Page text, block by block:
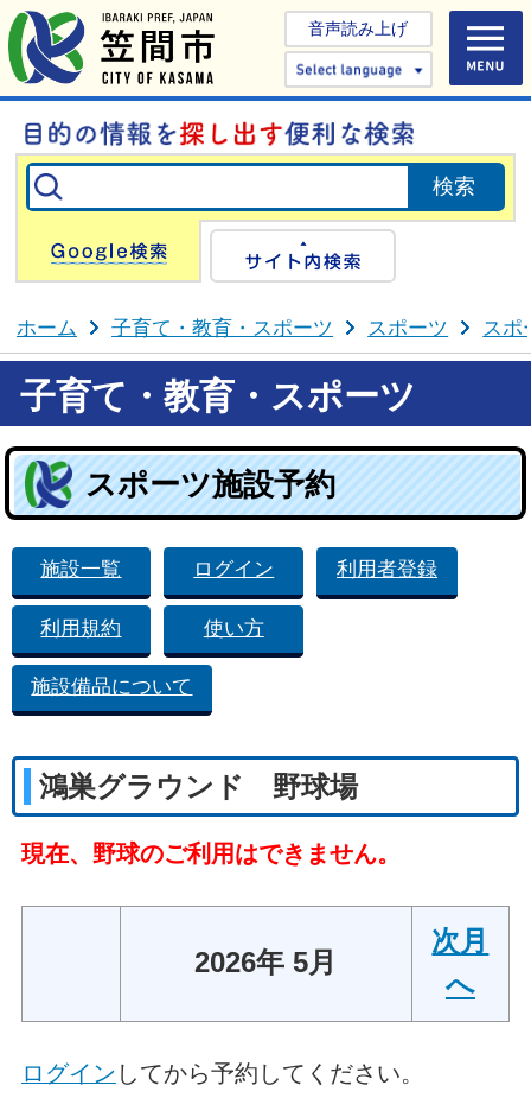
音声読み上げ
Select
Google検索
ホーム 子育て・教育・スポーツ スポーツ スポ
子育て・教育・スポーツ
スポーツ施設予約
施設一覧 ログイン 利用者登録
利用規約 使い方
施設備品について
鴻巣グラウンド 野球場
現在、野球のご利用はできません。
2026年 5月
次月
へ
ログイン してから予約してください。